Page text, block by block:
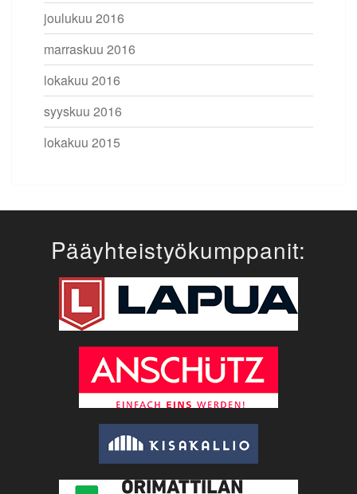
joulukuu 2016
marraskuu 2016
lokakuu 2016
syyskuu 2016
lokakuu 2015
Pääyhteistyökumppanit: